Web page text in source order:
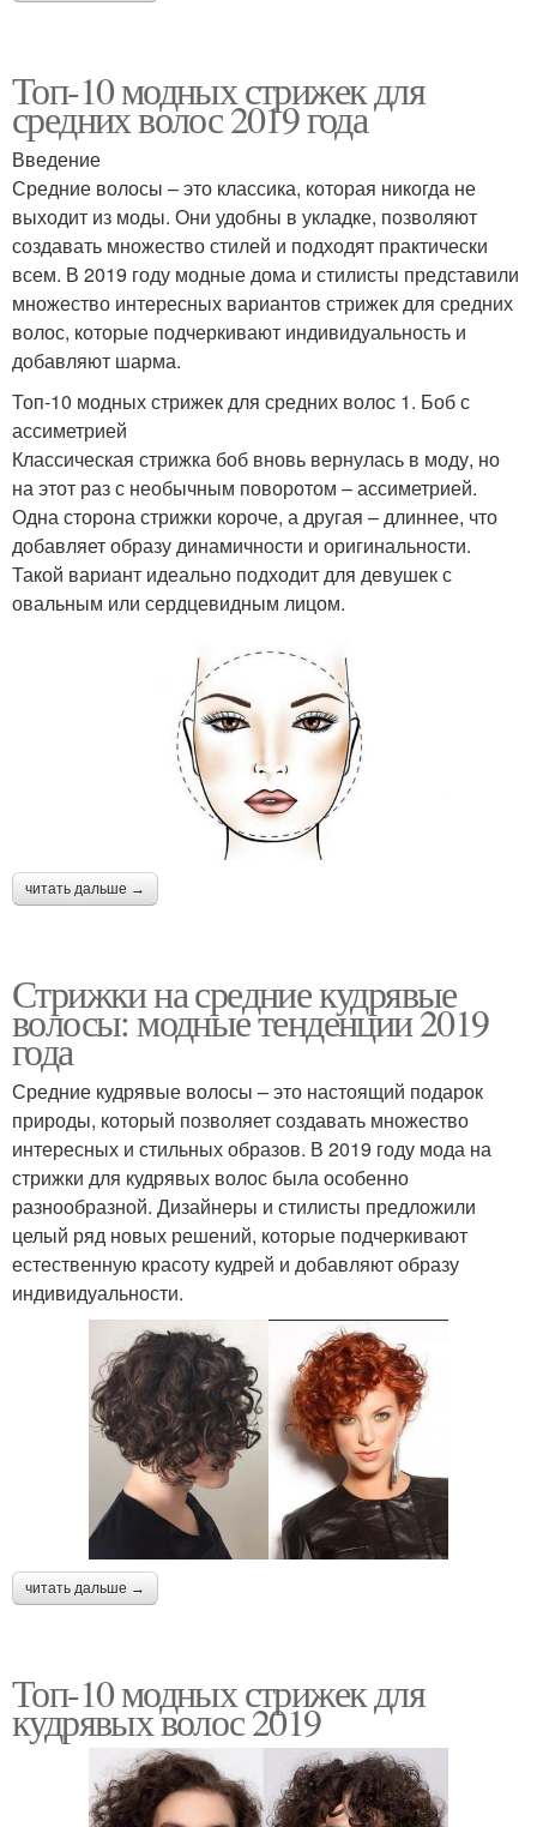
Топ-10 модных стрижек для
средних волос 2019 года
Введение
Средние волосы – это классика, которая никогда не
выходит из моды. Они удобны в укладке, позволяют
создавать множество стилей и подходят практически
всем. В 2019 году модные дома и стилисты представили
множество интересных вариантов стрижек для средних
волос, которые подчеркивают индивидуальность и
добавляют шарма.
Топ-10 модных стрижек для средних волос 1. Боб с
ассиметрией
Классическая стрижка боб вновь вернулась в моду, но
на этот раз с необычным поворотом – ассиметрией.
Одна сторона стрижки короче, а другая – длиннее, что
добавляет образу динамичности и оригинальности.
Такой вариант идеально подходит для девушек с
овальным или сердцевидным лицом.
читать дальше →
Стрижки на средние кудрявые
волосы: модные тенденции 2019
года
Средние кудрявые волосы – это настоящий подарок
природы, который позволяет создавать множество
интересных и стильных образов. В 2019 году мода на
стрижки для кудрявых волос была особенно
разнообразной. Дизайнеры и стилисты предложили
целый ряд новых решений, которые подчеркивают
естественную красоту кудрей и добавляют образу
индивидуальности.
читать дальше →
Топ-10 модных стрижек для
кудрявых волос 2019